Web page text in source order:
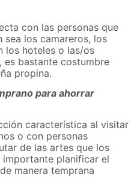
con las personas que
sea los camareros, los
los hoteles o las/os
es bastante costumbre
propina.
para ahorrar
característica al visitar
o con personas
de las artes que los
planificar el
manera temprana